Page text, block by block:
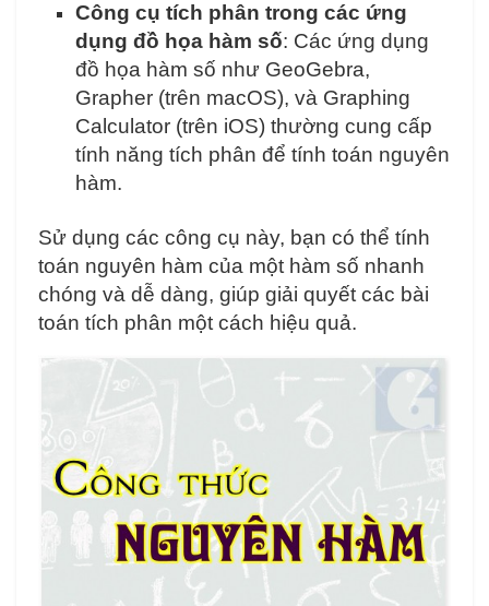
Công cụ tích phân trong các ứng
dụng đồ họa hàm số: Các ứng dụng
đồ họa hàm số như GeoGebra,
Grapher (trên macOS), và Graphing
Calculator (trên iOS) thường cung cấp
tính năng tích phân để tính toán nguyên
hàm.
Sử dụng các công cụ này, bạn có thể tính
toán nguyên hàm của một hàm số nhanh
chóng và dễ dàng, giúp giải quyết các bài
toán tích phân một cách hiệu quả.